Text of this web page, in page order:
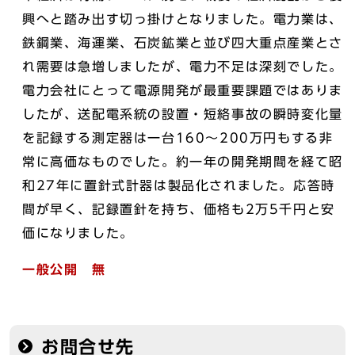
興へと踏み出す切っ掛けとなりました。電力業は、
鉄鋼業、海運業、石炭鉱業と並び四大重点産業とさ
れ需要は急増しましたが、電力不足は深刻でした。
電力会社にとって電源開発が最重要課題ではありま
したが、送配電系統の設置・短絡事故の瞬時変化量
を記録する測定器は一台160～200万円もする非
常に高価なものでした。約一年の開発期間を経て昭
和27年に置針式計器は製品化されました。応答時
間が早く、記録置針を持ち、価格も2万5千円と安
価になりました。
一般公開 無
お問合せ先